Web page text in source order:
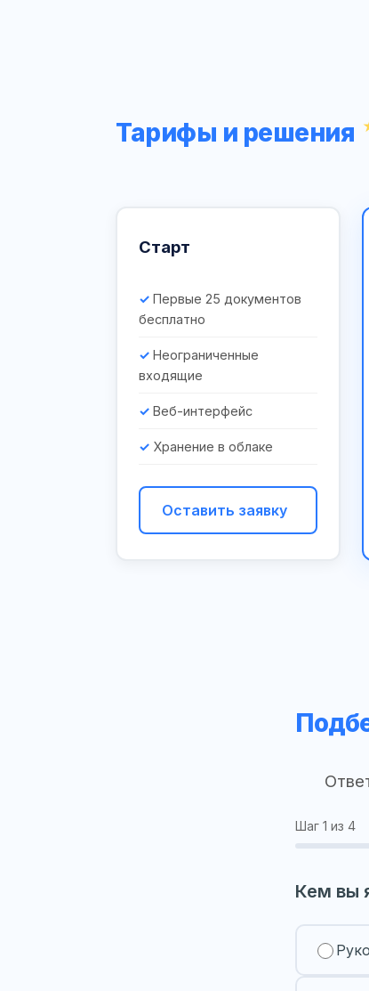
Тарифы и решения
Старт
Первые 25 документов
бесплатно
Неограниченные
входящие
Веб-интерфейс
Хранение в облаке
Оставить заявку
Шаг 1 из 4
Кем вы